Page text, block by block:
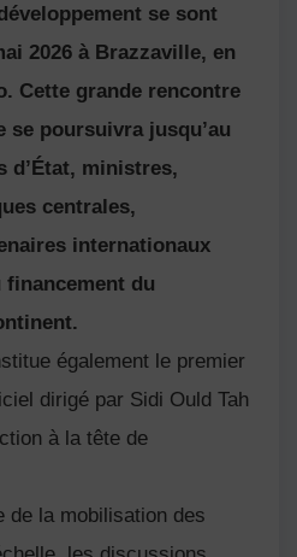
se sont
2026 à Brazzaville, en
Cette grande rencontre
se poursuivra jusqu’au
d’État, ministres,
centrales,
internationaux
du
également le premier
dirigé par Sidi Ould Tah
à la tête de
de la mobilisation des